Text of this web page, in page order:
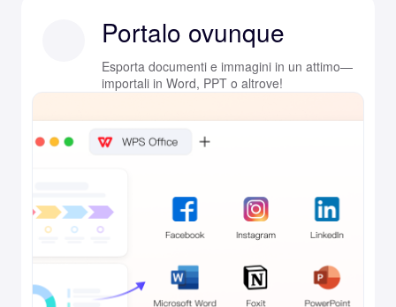
Portalo ovunque
Esporta documenti e immagini in un attimo—
importali in Word, PPT o altrove!